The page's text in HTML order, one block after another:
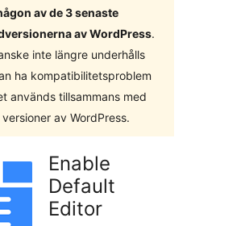
av de 3 senaste
av WordPress.
inte längre underhålls
ha kompatibilitetsproblem
används tillsammans med
av WordPress.
Enable
Default
Editor